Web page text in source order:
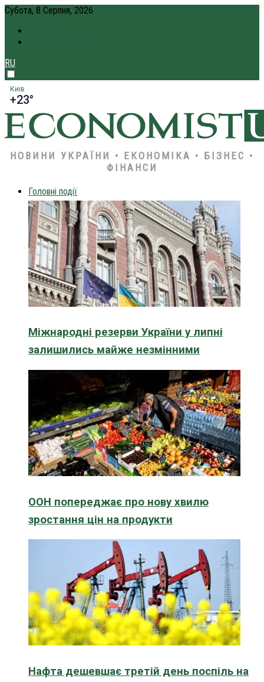
Субота, 8 Серпня, 2026
RU
Київ
+23°
НОВИНИ УКРАЇНИ • ЕКОНОМІКА • БІЗНЕС •
ФІНАНСИ
Головні події
Міжнародні резерви України у липні
залишились майже незмінними
ООН попереджає про нову хвилю
зростання цін на продукти
Нафта дешевшає третій день поспіль на